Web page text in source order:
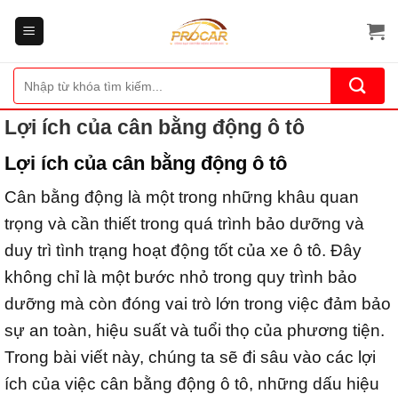
kiếm:
Lợi ích của cân bằng động ô tô
Lợi ích của cân bằng động ô tô
Cân bằng động là một trong những khâu quan
trọng và cần thiết trong quá trình bảo dưỡng và
duy trì tình trạng hoạt động tốt của xe ô tô. Đây
không chỉ là một bước nhỏ trong quy trình bảo
dưỡng mà còn đóng vai trò lớn trong việc đảm bảo
sự an toàn, hiệu suất và tuổi thọ của phương tiện.
Trong bài viết này, chúng ta sẽ đi sâu vào các lợi
ích của việc cân bằng động ô tô, những dấu hiệu